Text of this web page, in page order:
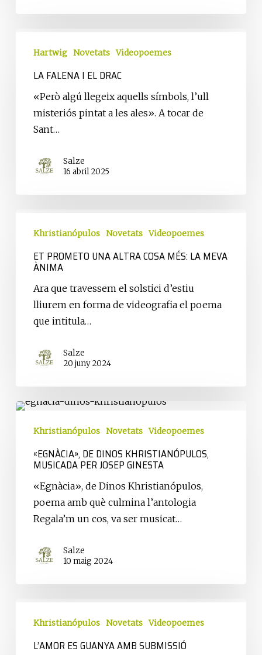
falena
drac
Hartwig Novetats Videopoemes
LA FALENA I EL DRAC
«Però algú llegeix aquells símbols, l’ull
misteriós pintat a les ales». A tocar de
Sant…
Salze
16 abril 2025
prometo
altra
més:
ànima
Khristianópulos Novetats Videopoemes
ET PROMETO UNA ALTRA COSA MÉS: LA MEVA
ÀNIMA
Ara que travessem el solstici d’estiu
lliurem en forma de videografia el poema
que intitula…
Salze
20 juny 2024
«Egnàcia»,
Khristianópulos,
Josep
Ginesta
Khristianópulos Novetats Videopoemes
«EGNÀCIA», DE DINOS KHRISTIANÓPULOS,
MUSICADA PER JOSEP GINESTA
«Egnàcia», de Dinos Khristianópulos,
poema amb què culmina l’antologia
Regala’m un cos, va ser musicat…
Salze
10 maig 2024
Khristianópulos Novetats Videopoemes
L’AMOR ES GUANYA AMB SUBMISSIÓ